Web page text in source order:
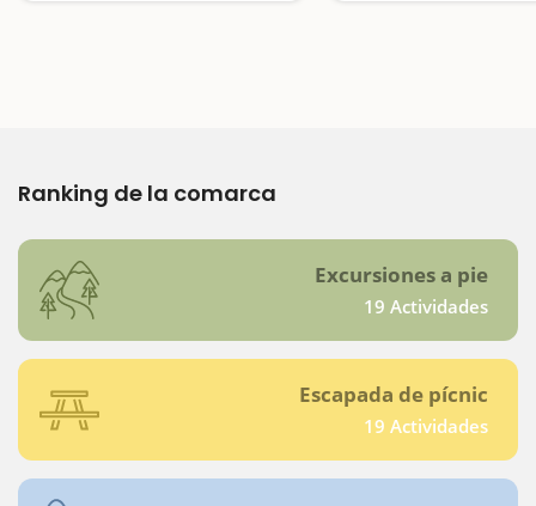
Ranking de la comarca
Excursiones a pie
19 Actividades
Escapada de pícnic
19 Actividades